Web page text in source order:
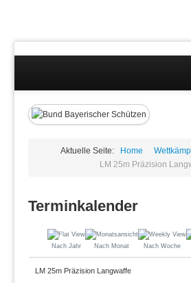
Wettkämpfe
Kontakt
Impressum
Aktuelle Seite: Home
LM 25m Präzision
Terminkalender
Nach Jahr Nach Monat Nach Woche
LM 25m Präzision Langwaffe